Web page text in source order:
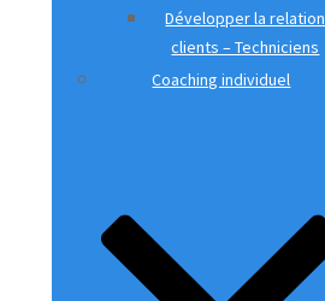
Développer la relation
clients – Techniciens
Coaching individuel